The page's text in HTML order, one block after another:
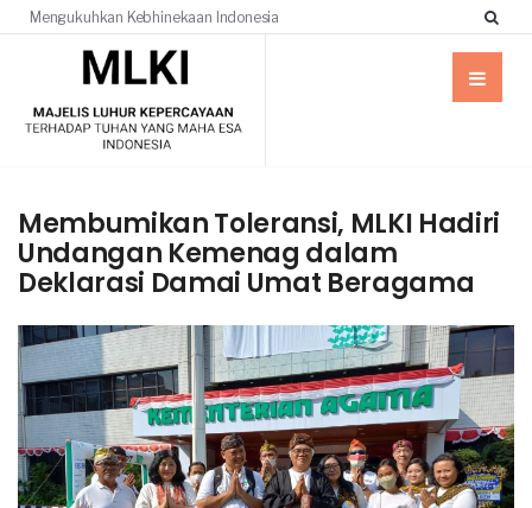
Mengukuhkan Kebhinekaan Indonesia
Membumikan Toleransi, MLKI Hadiri
Undangan Kemenag dalam
Deklarasi Damai Umat Beragama
UNCATEGORIZED